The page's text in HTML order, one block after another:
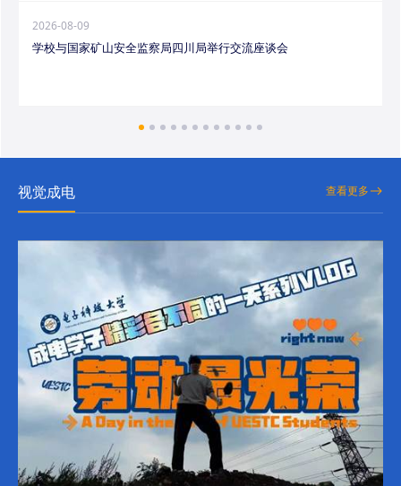
2026-08-09
学校与国家矿山安全监察局四川局举行交流座谈会
视觉成电 查看更多